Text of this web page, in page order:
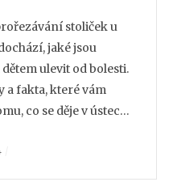
stoliček u
jaké jsou
ulevit od bolesti.
a fakta, které vám
co se děje v ústech